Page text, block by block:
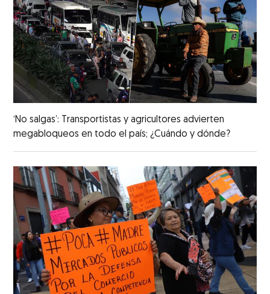
‘No salgas’: Transportistas y agricultores advierten
megabloqueos en todo el país; ¿Cuándo y dónde?